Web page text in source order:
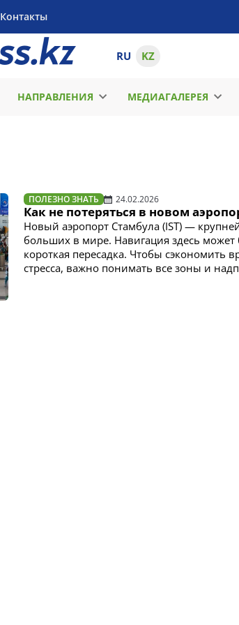
Контакты
RU KZ
НАПРАВЛЕНИЯ МЕДИАГАЛЕРЕЯ
ПОЛЕЗНО ЗНАТЬ 24.02.2026
Как не потеряться в новом
Новый аэропорт Стамбула (IST) —
больших в мире. Навигация здесь
короткая пересадка. Чтобы сэкономить
стресса, важно понимать все зоны и